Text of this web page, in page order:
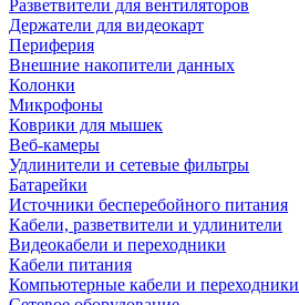
Разветвители для вентиляторов
Держатели для видеокарт
Периферия
Внешние накопители данных
Колонки
Микрофоны
Коврики для мышек
Веб-камеры
Удлинители и сетевые фильтры
Батарейки
Источники бесперебойного питания
Кабели, разветвители и удлинители
Видеокабели и переходники
Кабели питания
Компьютерные кабели и переходники